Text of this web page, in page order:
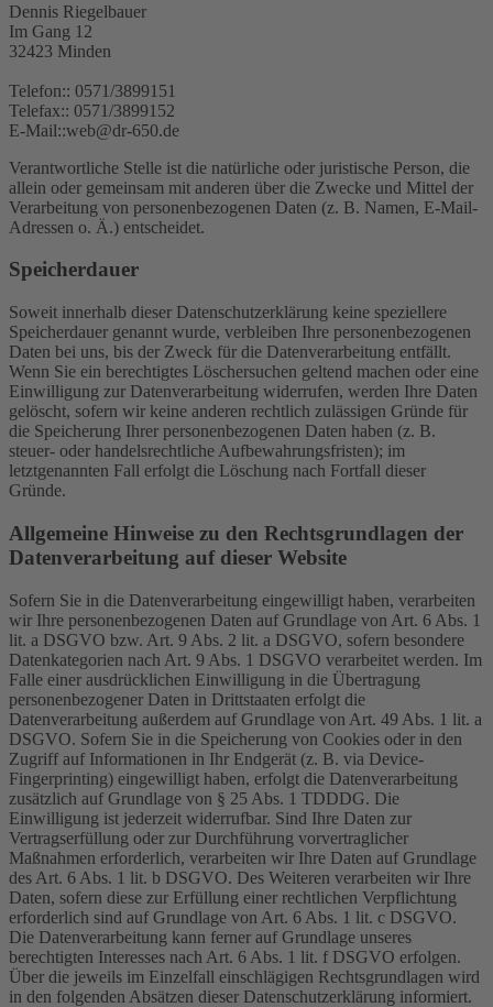
Dennis Riegelbauer
Im Gang 12
32423 Minden
Telefon:: 0571/3899151
Telefax:: 0571/3899152
E-Mail::web@dr-650.de
Verantwortliche Stelle ist die natürliche oder juristische Person, die
allein oder gemeinsam mit anderen über die Zwecke und Mittel der
Verarbeitung von personenbezogenen Daten (z. B. Namen, E-Mail-
Adressen o. Ä.) entscheidet.
Speicherdauer
Soweit innerhalb dieser Datenschutzerklärung keine speziellere
Speicherdauer genannt wurde, verbleiben Ihre personenbezogenen
Daten bei uns, bis der Zweck für die Datenverarbeitung entfällt.
Wenn Sie ein berechtigtes Löschersuchen geltend machen oder eine
Einwilligung zur Datenverarbeitung widerrufen, werden Ihre Daten
gelöscht, sofern wir keine anderen rechtlich zulässigen Gründe für
die Speicherung Ihrer personenbezogenen Daten haben (z. B.
steuer- oder handelsrechtliche Aufbewahrungsfristen); im
letztgenannten Fall erfolgt die Löschung nach Fortfall dieser
Gründe.
Allgemeine Hinweise zu den Rechtsgrundlagen der
Datenverarbeitung auf dieser Website
Sofern Sie in die Datenverarbeitung eingewilligt haben, verarbeiten
wir Ihre personenbezogenen Daten auf Grundlage von Art. 6 Abs. 1
lit. a DSGVO bzw. Art. 9 Abs. 2 lit. a DSGVO, sofern besondere
Datenkategorien nach Art. 9 Abs. 1 DSGVO verarbeitet werden. Im
Falle einer ausdrücklichen Einwilligung in die Übertragung
personenbezogener Daten in Drittstaaten erfolgt die
Datenverarbeitung außerdem auf Grundlage von Art. 49 Abs. 1 lit. a
DSGVO. Sofern Sie in die Speicherung von Cookies oder in den
Zugriff auf Informationen in Ihr Endgerät (z. B. via Device-
Fingerprinting) eingewilligt haben, erfolgt die Datenverarbeitung
zusätzlich auf Grundlage von § 25 Abs. 1 TDDDG. Die
Einwilligung ist jederzeit widerrufbar. Sind Ihre Daten zur
Vertragserfüllung oder zur Durchführung vorvertraglicher
Maßnahmen erforderlich, verarbeiten wir Ihre Daten auf Grundlage
des Art. 6 Abs. 1 lit. b DSGVO. Des Weiteren verarbeiten wir Ihre
Daten, sofern diese zur Erfüllung einer rechtlichen Verpflichtung
erforderlich sind auf Grundlage von Art. 6 Abs. 1 lit. c DSGVO.
Die Datenverarbeitung kann ferner auf Grundlage unseres
berechtigten Interesses nach Art. 6 Abs. 1 lit. f DSGVO erfolgen.
Über die jeweils im Einzelfall einschlägigen Rechtsgrundlagen wird
in den folgenden Absätzen dieser Datenschutzerklärung informiert.